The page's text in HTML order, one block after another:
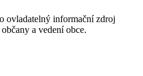
ovladatelný informační zdroj
a vedení obce.